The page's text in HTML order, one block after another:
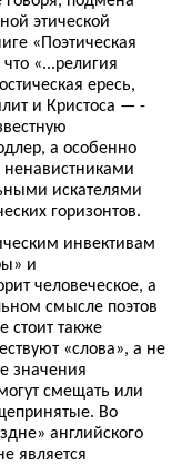
этической
«Поэтическая
«...религия
ересь,
и ­Кристоса —
а особенно
искателями
­горизонтов.
инвективам
и
человеческое, а
смысле поэтов
стоит также
«слова», а не
значения
смещать или
Во
английского
является